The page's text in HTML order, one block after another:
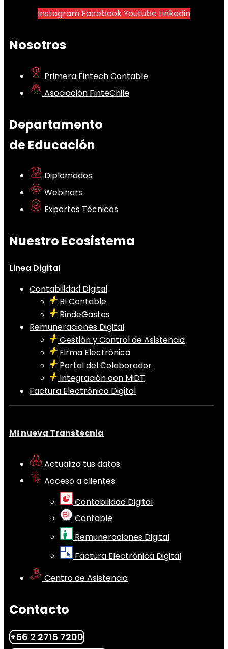
Instagram FacebookYoutube Linkedin
Nosotros
Primera Fintech Contable
Asociación FinteChile
Departamento
de Educación
Diplomados
Webinars
Expertos Técnicos
Nuestro Ecosistema
Linea Digital
Contabilidad Digital
BI Contable
RindeGastos
Remuneraciones Digital
Gestión y Control de Asistencia
Firma Electrónica
Portal del Colaborador
Integración con MiDT
Factura Electrónica Digital
Mi nueva Transtecnia
Actualiza tus datos
Acceso a clientes
Contabilidad Digital
Contable
Remuneraciones Digital
Factura Electrónica Digital
Centro de Asistencia
Contacto
+56 2 2715 7200